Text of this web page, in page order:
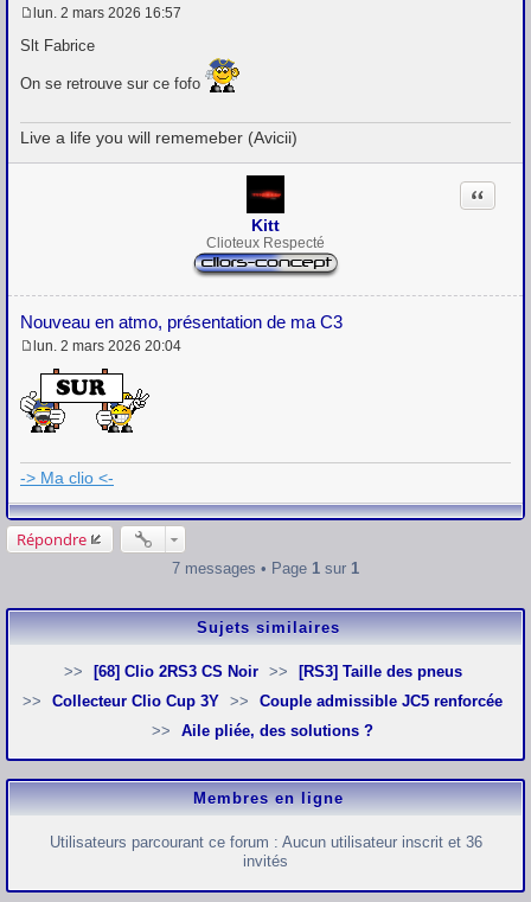
e
a
e
lun. 2 mars 2026 16:57
Slt Fabrice
On se retrouve sur ce fofo
Live a life you will rememeber (Avicii)
Kitt
Clioteux Respecté
Nouveau en atmo, présentation de ma C3
Citation
e
s
s
a
e
lun. 2 mars 2026 20:04
-> Ma clio <-
Répondre
7 messages • Page 1 sur 1
Sujets similaires
[68] Clio 2RS3 CS Noir
[RS3] Taille des pneus
Collecteur Clio Cup 3Y
Couple admissible JC5 renforcée
Aile pliée, des solutions ?
Membres en ligne
Utilisateurs parcourant ce forum : Aucun utilisateur inscrit et 36
invités